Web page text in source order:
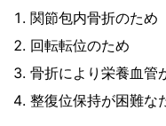
関節包内骨折のため
回転転位のため
骨折により栄養血
整復位保持が困難な